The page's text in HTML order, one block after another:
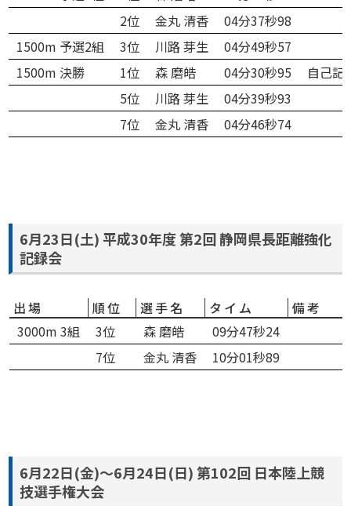
2位
金丸 清香
04分37秒98
1500m 予選2組
3位 川路 芽生
04分49秒57
1500m 決勝
1位 森 磨皓 04分30秒95
自己記
5位
川路 芽生
04分39秒93
7位
金丸 清香 04分46秒74
6月23日(土) 平成30年度 第2回 静岡県長距離強化
記録会
出場 順位 選手名 タイム
備考
3000m 3組
3位 森 磨皓
09分47秒24
7位
金丸 清香 10分01秒89
6月22日(金)～6月24日(日) 第102回 日本陸上競
技選手権大会